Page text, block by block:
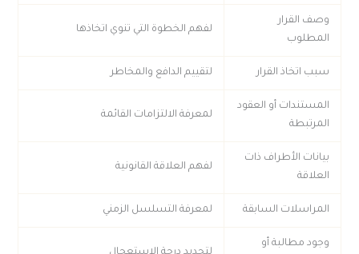
وصف القرار
المطلوب
لفهم الخطوة التي تنوي اتخاذها
سبب اتخاذ القرار لتقييم الدافع والمخاطر
المستندات أو العقود
المرتبطة
لمعرفة الالتزامات القائمة
بيانات الأطراف ذات
العلاقة
لفهم العلاقة القانونية
المراسلات السابقة لمعرفة التسلسل الزمني
وجود مطالبة أو